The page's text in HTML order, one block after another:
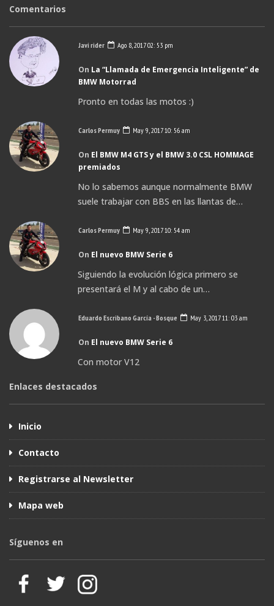
Comentarios
Javi rider Ago 8, 2017 02: 53 pm
On La “Llamada de Emergencia Inteligente” de
BMW Motorrad
Pronto en todas las motos :)
Carlos Permuy May 9, 2017 10: 56 am
On El BMW M4 GTS y el BMW 3.0 CSL HOMMAGE
premiados
No lo sabemos aunque normalmente BMW
suele trabajar con BBS en las llantas de…
Carlos Permuy May 9, 2017 10: 54 am
On El nuevo BMW Serie 6
Siguiendo la evolución lógica primero se
presentará el M y al cabo de un…
Eduardo Escribano García - Bosque May 3, 2017 11: 03 am
On El nuevo BMW Serie 6
Con motor V12
Enlaces destacados
Inicio
Contacto
Registrarse al Newsletter
Mapa web
Síguenos en